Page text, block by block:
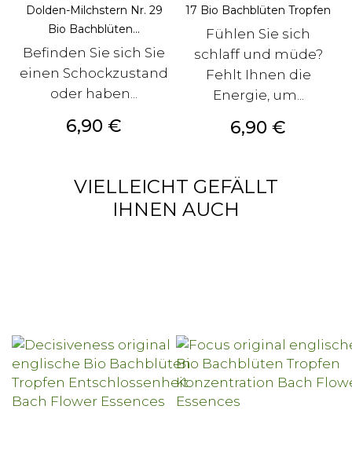
Dolden-Milchstern Nr. 29
Bio Bachblüten...
Befinden Sie sich Sie
einen Schockzustand
oder haben...
Preis
6,90 €
17 Bio Bachblüten Tropfen
Fühlen Sie sich
schlaff und müde?
Fehlt Ihnen die
Energie, um...
Preis
6,90 €
VIELLEICHT GEFÄLLT
IHNEN AUCH